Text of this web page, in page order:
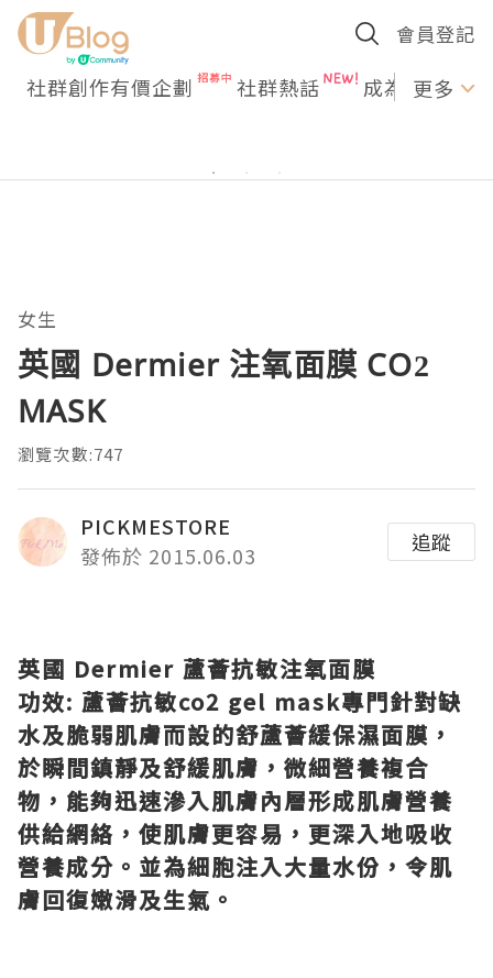
會員登記
社群創作有價企劃 社群熱話 成為U更多
女生
英國 Dermier 注氧面膜 CO2
MASK
瀏覽次數:747
PICKMESTORE
發佈於 2015.06.03
追蹤
英國 Dermier 蘆薈抗敏注氧面膜
功效: 蘆薈抗敏co2 gel mask專門針對缺
水及脆弱肌膚而設的舒蘆薈緩保濕面膜，
於瞬間鎮靜及舒緩肌膚，微細營養複合
物，能夠迅速滲入肌膚內層形成肌膚營養
供給網絡，使肌膚更容易，更深入地吸收
營養成分。並為細胞注入大量水份，令肌
膚回復嫩滑及生氣。